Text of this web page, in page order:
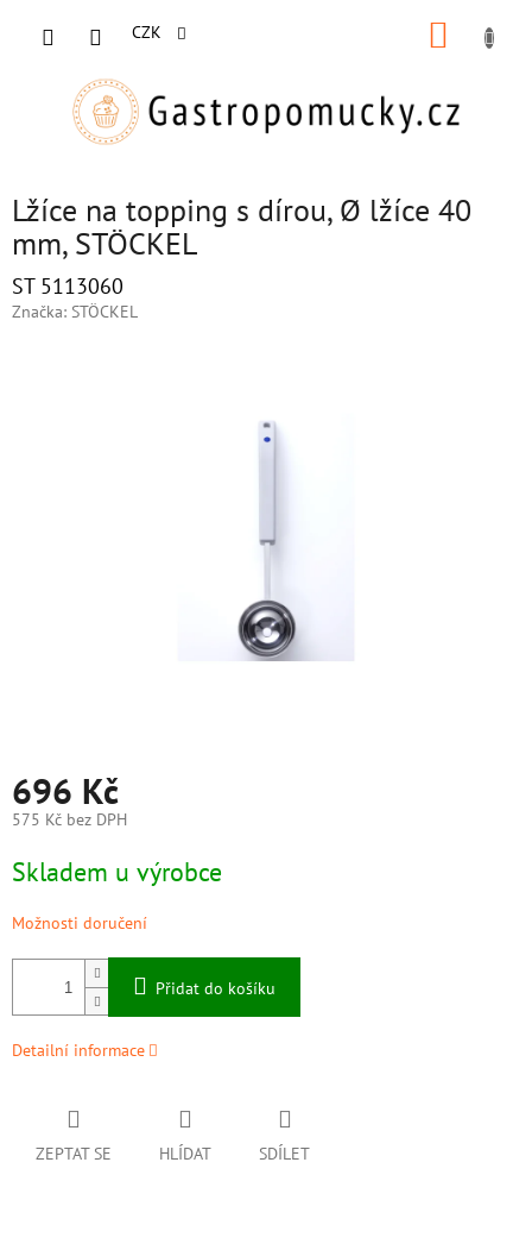
CZK
Lžíce na topping s dírou, Ø lžíce 40
mm, STÖCKEL
ST 5113060
Značka: STÖCKEL
696 Kč
575 Kč bez DPH
cena:
Skladem u výrobce
Možnosti doručení
Přidat do košíku
Detailní informace
ZEPTAT SE HLÍDAT SDÍLET